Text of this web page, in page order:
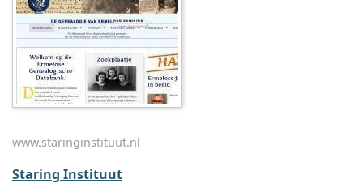
www.staringinstituut.nl
Staring Instituut